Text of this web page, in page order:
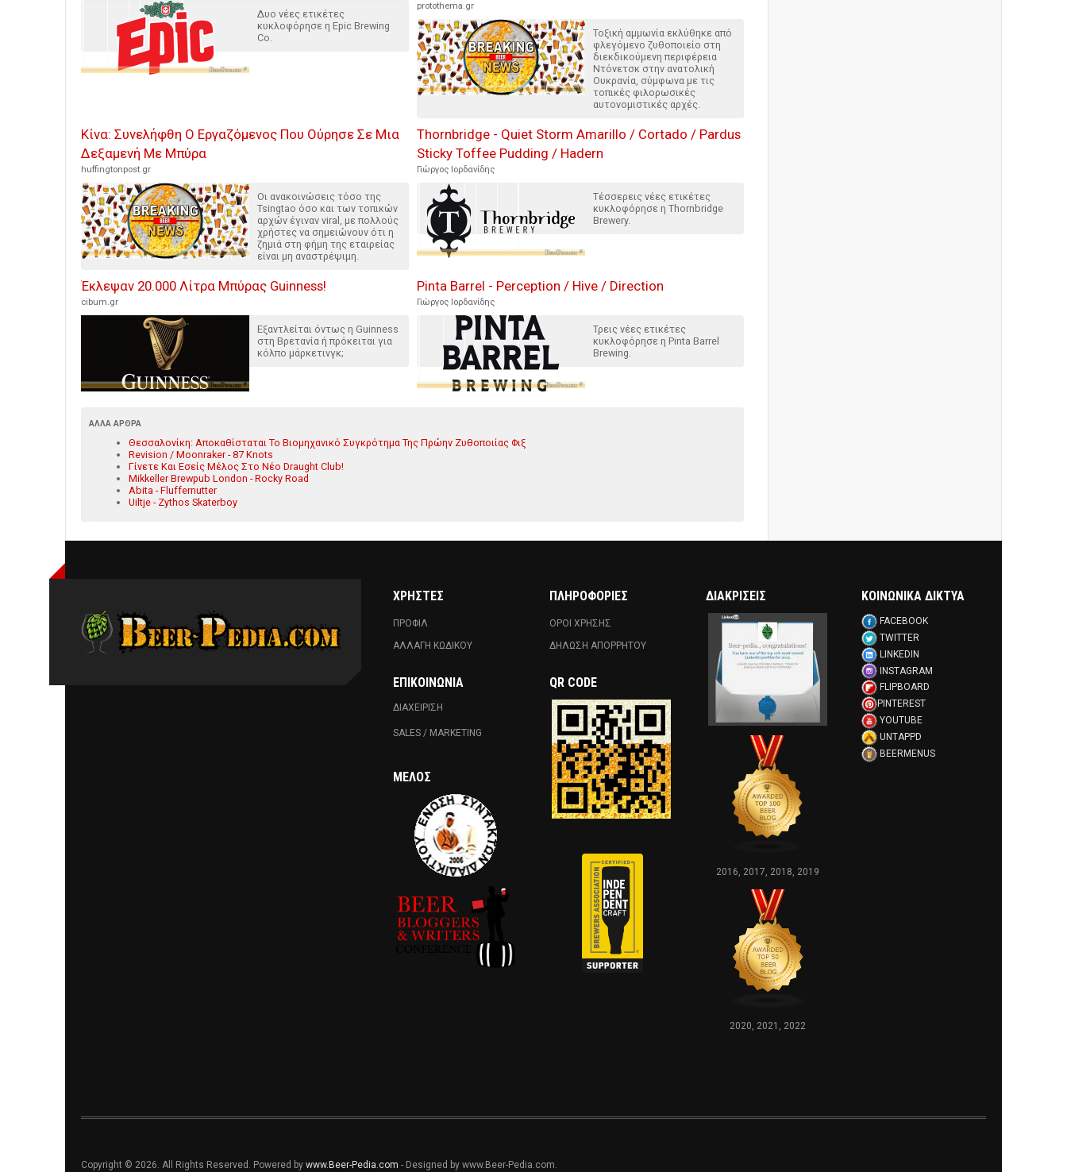
Δυο νέες ετικέτες
κυκλοφόρησε η Epic Brewing
Co.
protothema.gr
Τοξική αμμωνία εκλύθηκε από
φλεγόμενο ζυθοποιείο στη
διεκδικούμενη περιφέρεια
Ντόνετσκ στην ανατολική
Ουκρανία, σύμφωνα με τις
τοπικές φιλορωσικές
αυτονομιστικές αρχές.
Κίνα: Συνελήφθη Ο Εργαζόμενος Που Ούρησε Σε Μια
Δεξαμενή Με Μπύρα
huffingtonpost.gr
Οι ανακοινώσεις τόσο της
Tsingtao όσο και των τοπικών
αρχών έγιναν viral, με πολλούς
χρήστες να σημειώνουν ότι η
ζημιά στη φήμη της εταιρείας
είναι μη αναστρέψιμη.
Thornbridge - Quiet Storm Amarillo / Cortado / Pardus
Sticky Toffee Pudding / Hadern
Γιώργος Ιορδανίδης
Τέσσερεις νέες ετικέτες
κυκλοφόρησε η Thornbridge
Brewery.
Έκλεψαν 20.000 Λίτρα Μπύρας Guinness!
cibum.gr
Εξαντλείται όντως η Guinness
στη Βρετανία ή πρόκειται για
κόλπο μάρκετινγκ;
Pinta Barrel - Perception / Hive / Direction
Γιώργος Ιορδανίδης
Τρεις νέες ετικέτες
κυκλοφόρησε η Pinta Barrel
Brewing.
ΆΛΛΑ ΆΡΘΡΑ
Θεσσαλονίκη: Αποκαθίσταται Το Βιομηχανικό Συγκρότημα Της Πρώην Ζυθοποιίας Φιξ
Revision / Moonraker - 87 Knots
Γίνετε Και Εσείς Μέλος Στο Νέο Draught Club!
Mikkeller Brewpub London - Rocky Road
Abita - Fluffernutter
Uiltje - Zythos Skaterboy
ΧΡΗΣΤΕΣ
ΠΡΟΦΙΛ
ΑΛΛΑΓΗ ΚΩΔΙΚΟΥ
ΕΠΙΚΟΙΝΩΝΊΑ
ΔΙΑΧΕΙΡΙΣΗ
SALES / MARKETING
ΜΈΛΟΣ
ΠΛΗΡΟΦΟΡΙΕΣ
ΟΡΟΙ ΧΡΗΣΗΣ
ΔΗΛΩΣΗ ΑΠΟΡΡΗΤΟΥ
QR CODE
ΔΙΑΚΡΊΣΕΙΣ
2016, 2017, 2018, 2019
2020, 2021, 2022
ΚΟΙΝΩΝΙΚΑ ΔΙΚΤΥΑ
FACEBOOK
TWITTER
LINKEDIN
INSTAGRAM
FLIPBOARD
PINTEREST
YOUTUBE
UNTAPPD
BEERMENUS
Copyright © 2026. All Rights Reserved. Powered by www.Beer-Pedia.com - Designed by www.Beer-Pedia.com.